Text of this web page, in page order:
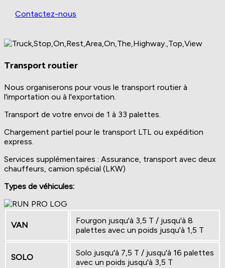
Contactez-nous
Transport routier
Nous organiserons pour vous le transport routier à
l'importation ou à l'exportation.
Transport de votre envoi de 1 à 33 palettes.
Chargement partiel pour le transport LTL ou expédition
express.
Services supplémentaires : Assurance, transport avec deux
chauffeurs, camion spécial (LKW)
Types de véhicules:
VAN
Fourgon jusqu'à 3,5 T / jusqu'à 8
palettes avec un poids jusqu'à 1,5 T
SOLO
Solo jusqu'à 7,5 T / jusqu'à 16 palettes
avec un poids jusqu'à 3,5 T